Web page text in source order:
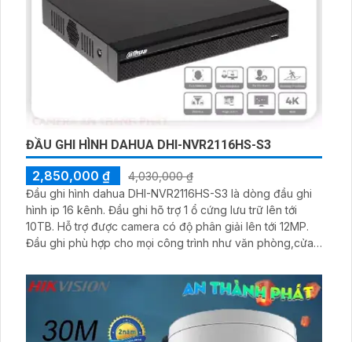
ĐẦU GHI HÌNH DAHUA DHI-NVR2116HS-S3
2,850,000 ₫
4,030,000 ₫
Đầu ghi hình dahua DHI-NVR2116HS-S3 là dòng đầu ghi
hình ip 16 kênh. Đầu ghi hõ trợ 1 ổ cứng lưu trữ lên tới
10TB. Hỗ trợ được camera có độ phân giải lên tới 12MP.
Đầu ghi phù hợp cho mọi công trình như văn phòng,cửa